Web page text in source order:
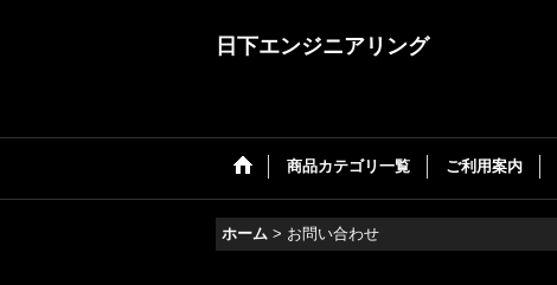
日下エンジニアリング
商品カテゴリ一覧 ご利用案内
ホーム > お問い合わせ